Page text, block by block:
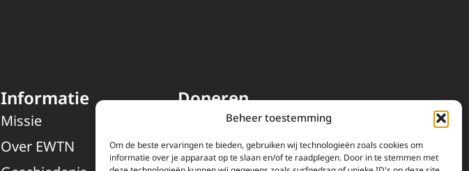
Beheer toestemming
Om de beste ervaringen te bieden, gebruiken wij technologieën zoals cookies om
informatie over je apparaat op te slaan en/of te raadplegen. Door in te stemmen met
Informatie
Missie
Over EWTN
Doneren
EWTN wordt uitsluitend
gefinancierd door uw donaties.
Wij ontvangen bewust geen